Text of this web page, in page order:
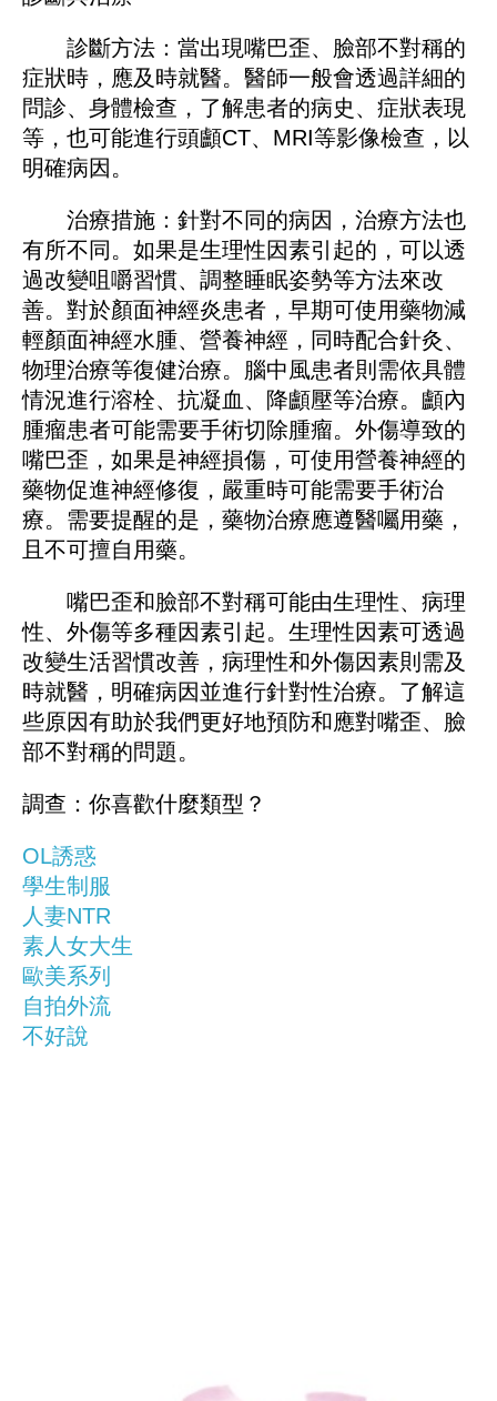
診斷方法：當出現嘴巴歪、臉部不對稱的
症狀時，應及時就醫。醫師一般會透過詳細的
問診、身體檢查，了解患者的病史、症狀表現
等，也可能進行頭顱CT、MRI等影像檢查，以
明確病因。
治療措施：針對不同的病因，治療方法也
有所不同。如果是生理性因素引起的，可以透
過改變咀嚼習慣、調整睡眠姿勢等方法來改
善。對於顏面神經炎患者，早期可使用藥物減
輕顏面神經水腫、營養神經，同時配合針灸、
物理治療等復健治療。腦中風患者則需依具體
情況進行溶栓、抗凝血、降顱壓等治療。顱內
腫瘤患者可能需要手術切除腫瘤。外傷導致的
嘴巴歪，如果是神經損傷，可使用營養神經的
藥物促進神經修復，嚴重時可能需要手術治
療。需要提醒的是，藥物治療應遵醫囑用藥，
且不可擅自用藥。
嘴巴歪和臉部不對稱可能由生理性、病理
性、外傷等多種因素引起。生理性因素可透過
改變生活習慣改善，病理性和外傷因素則需及
時就醫，明確病因並進行針對性治療。了解這
些原因有助於我們更好地預防和應對嘴歪、臉
部不對稱的問題。
調查：你喜歡什麼類型？
OL誘惑
學生制服
人妻NTR
素人女大生
歐美系列
自拍外流
不好說